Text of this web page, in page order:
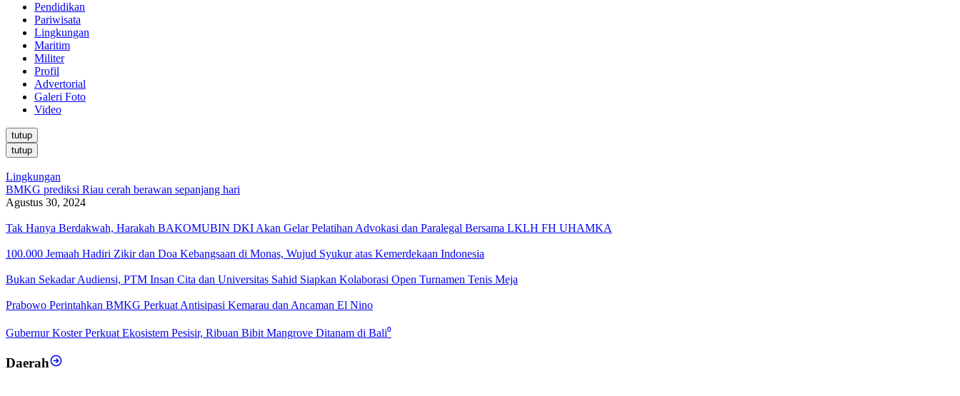
Pendidikan
Pariwisata
Lingkungan
Maritim
Militer
Profil
Advertorial
Galeri Foto
Video
tutup
tutup
Lingkungan
BMKG prediksi Riau cerah berawan sepanjang hari
Agustus 30, 2024
Tak Hanya Berdakwah, Harakah BAKOMUBIN DKI Akan Gelar Pelatihan Advokasi dan Paralegal Bersama LKLH FH UHAMKA
100.000 Jemaah Hadiri Zikir dan Doa Kebangsaan di Monas, Wujud Syukur atas Kemerdekaan Indonesia
Bukan Sekadar Audiensi, PTM Insan Cita dan Universitas Sahid Siapkan Kolaborasi Open Turnamen Tenis Meja
Prabowo Perintahkan BMKG Perkuat Antisipasi Kemarau dan Ancaman El Nino
Gubernur Koster Perkuat Ekosistem Pesisir, Ribuan Bibit Mangrove Ditanam di Bali⁰
Daerah